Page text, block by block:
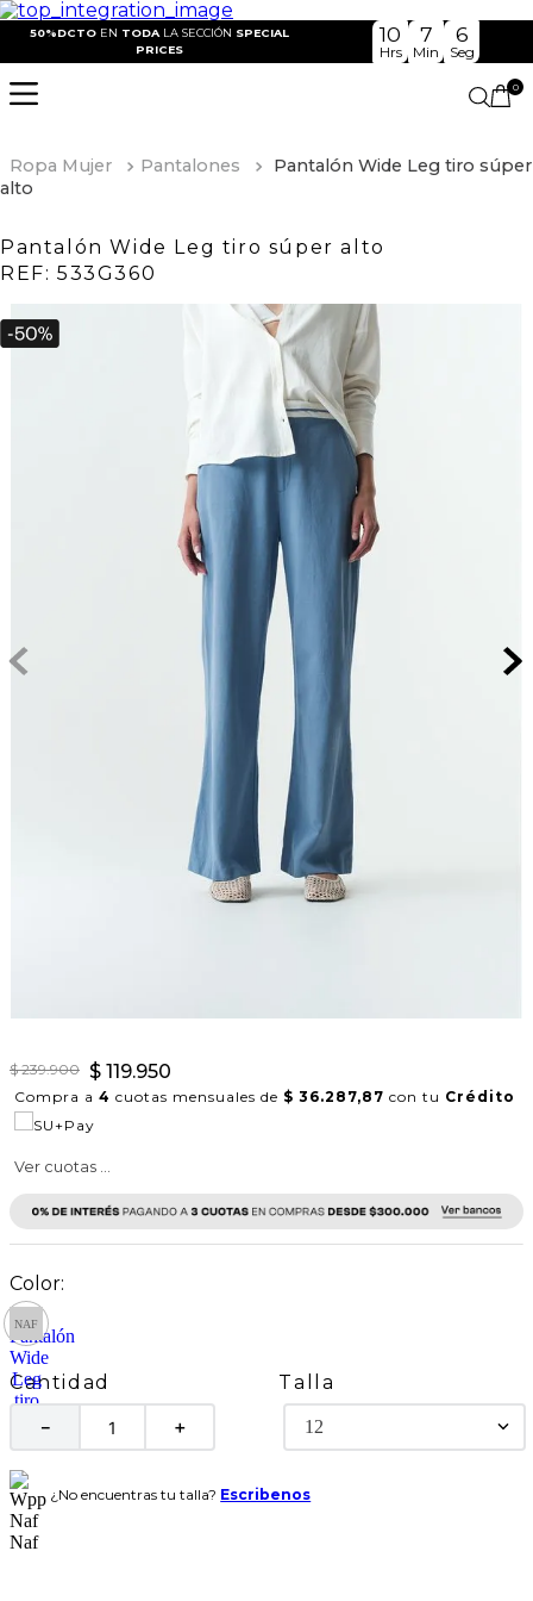
50%DCTO EN TODA LA SECCIÓN SPECIAL
PRICES
10
Hrs
7
Min
5
Seg
0
Ropa Mujer Pantalones
Pantalón Wide Leg tiro súper
alto
Pantalón Wide Leg tiro súper alto
REF: 533G360
$ 239.900 $ 119.950
Compra a 4 cuotas mensuales de $ 36.287,87 con tu Crédito
Ver cuotas ...
Cantidad
＋
－
Talla
12
¿No encuentras tu talla? Escribenos